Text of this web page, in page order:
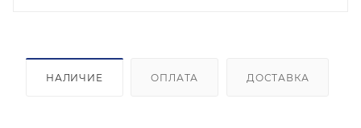
НАЛИЧИЕ ОПЛАТА ДОСТАВКА